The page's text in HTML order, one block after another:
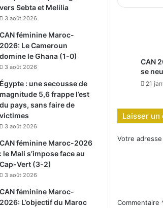
CAN
se
21
Laisser
Votre
Commentaire
vers Sebta et Melilia
3 août 2026
CAN féminine Maroc-
2026: Le Cameroun
domine le Ghana (1-0)
3 août 2026
Égypte : une secousse de
magnitude 5,6 frappe l’est
du pays, sans faire de
victimes
3 août 2026
CAN féminine Maroc-2026
: le Mali s’impose face au
Cap-Vert (3-2)
3 août 2026
CAN féminine Maroc-
2026: L’objectif du Maroc